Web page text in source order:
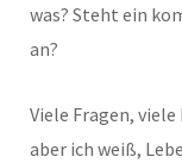
was? Steht ein
an?
Viele Fragen,
aber ich weiß,